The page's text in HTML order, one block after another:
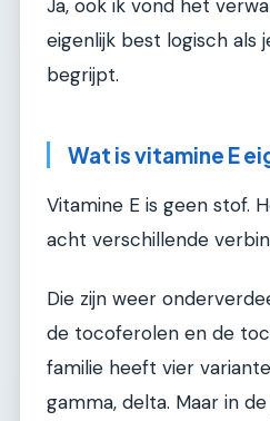
Ja, ook ik vond het
eigenlijk best logisch als
begrijpt.
Wat is vitamine E
Vitamine E is geen stof.
acht verschillende
Die zijn weer
de tocoferolen en de
familie heeft vier
gamma, delta. Maar in